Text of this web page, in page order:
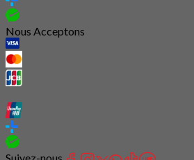
Nous Acceptons
Suivez-nous